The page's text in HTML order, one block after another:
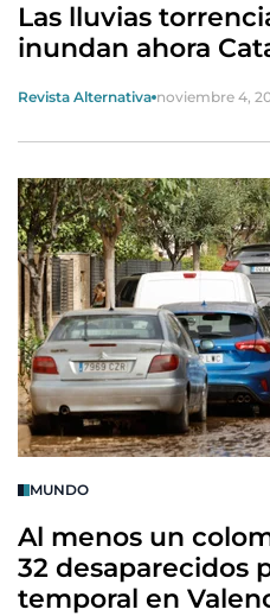
Las lluvias
inundan ahora
Revista Alternativa noviembre 4,
MUNDO
Al menos un
32 desaparecidos
temporal en